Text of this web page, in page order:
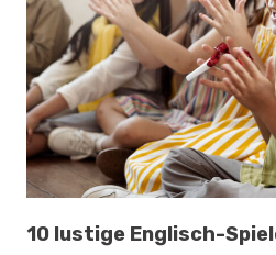
10 lustige Englisch-